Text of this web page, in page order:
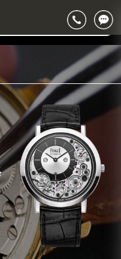
▲
▼
后服务网络优化升级公告
2026年6月北京市伯爵官方售后客户服务热线：400-882-0752
中心最新网点地址：
北京市东城区东长安街1号东方广场写字楼W3座6层602室（需提前预约）
北京市朝阳区建国门外大街甲6号华熙国际中心写字楼D座11层1102室（需提前预约）
北京市朝阳区建国门外大街甲6号华熙国际中心D座11层1102室伯爵售后服务中心（需提前预约）